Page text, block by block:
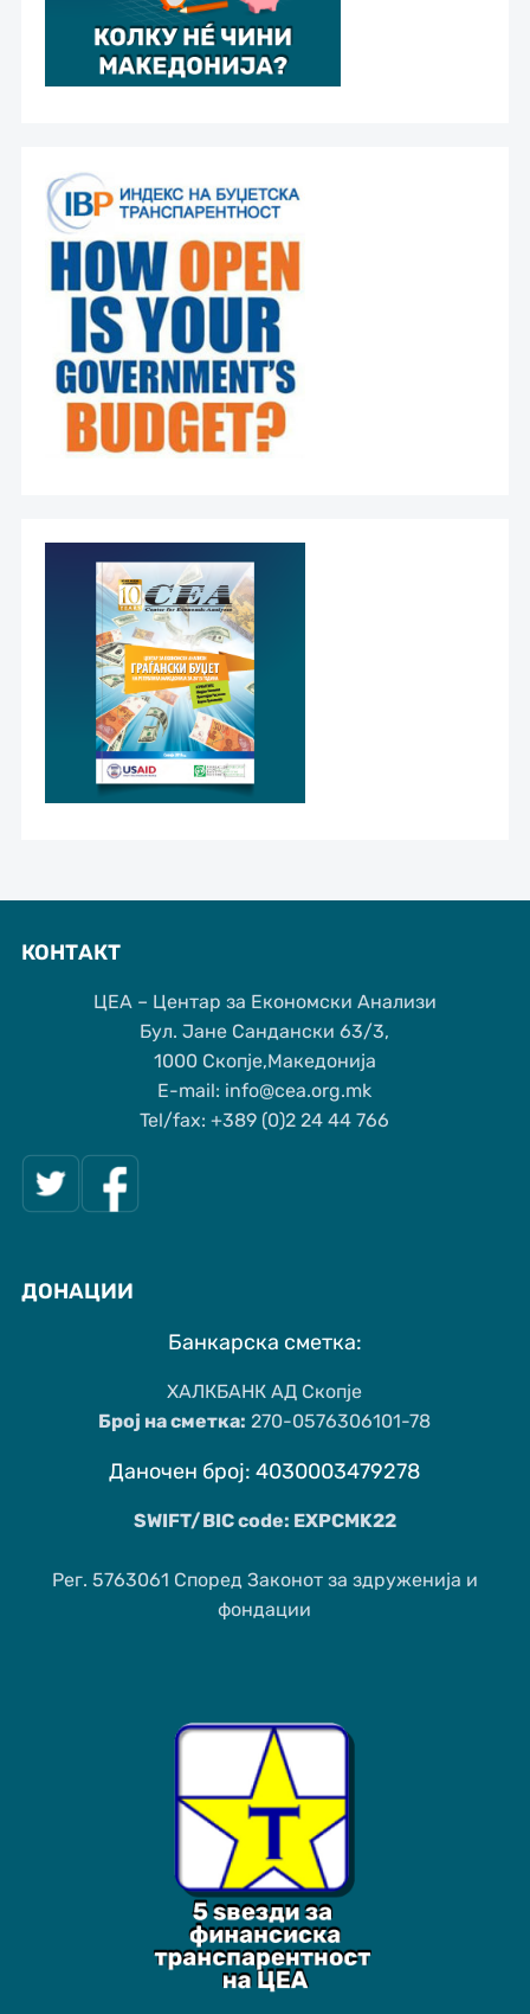
КОНТАКТ
ЦЕА – Центар за Економски Анализи
Бул. Јане Сандански 63/3,
1000 Скопје,Македонија
Е-mail: info@cea.org.mk
Tel/fax: +389 (0)2 24 44 766
ДОНАЦИИ
Банкарска сметка:
ХАЛКБАНК АД Скопје
Број на сметка: 270-0576306101-78
Даночен број: 4030003479278
SWIFT/BIC code: EXPCMK22
Рег. 5763061 Според Законот за здруженија и
фондации